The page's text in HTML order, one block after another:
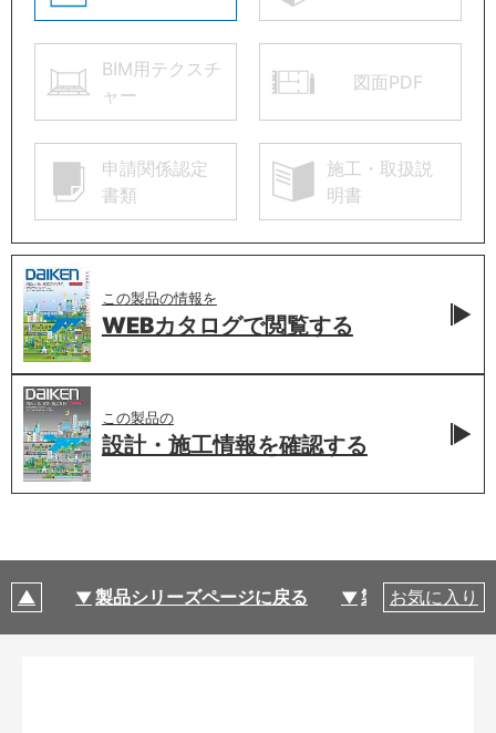
BIM用テクスチ
ャー
図面PDF
申請関係認定
書類
施工・取扱説
明書
この製品の情報を
WEBカタログで閲覧する
この製品の
設計・施工情報を確認する
製品シリーズページに戻る 製品仕様
お気に入り